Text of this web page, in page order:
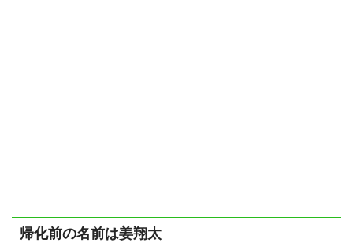
帰化前の名前は姜翔太